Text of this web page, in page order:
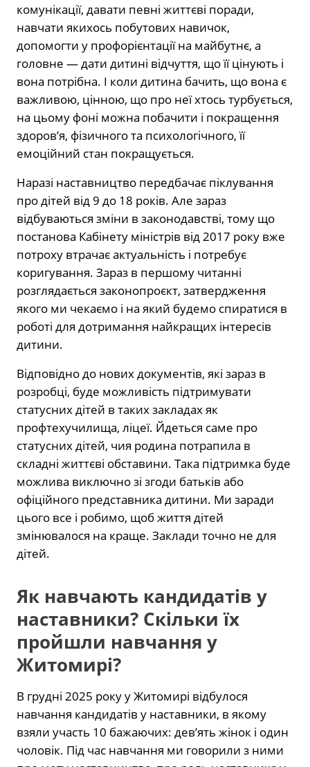
комунікації, давати певні життєві поради,
навчати якихось побутових навичок,
допомогти у профорієнтації на майбутнє, а
головне — дати дитині відчуття, що її цінують і
вона потрібна. І коли дитина бачить, що вона є
важливою, цінною, що про неї хтось турбується,
на цьому фоні можна побачити і покращення
здоров’я, фізичного та психологічного, її
емоційний стан покращується.
Наразі наставництво передбачає піклування
про дітей від 9 до 18 років. Але зараз
відбуваються зміни в законодавстві, тому що
постанова Кабінету міністрів від 2017 року вже
потроху втрачає актуальність і потребує
коригування. Зараз в першому читанні
розглядається законопроєкт, затвердження
якого ми чекаємо і на який будемо спиратися в
роботі для дотримання найкращих інтересів
дитини.
Відповідно до нових документів, які зараз в
розробці, буде можливість підтримувати
статусних дітей в таких закладах як
профтехучилища, ліцеї. Йдеться саме про
статусних дітей, чия родина потрапила в
складні життєві обставини. Така підтримка буде
можлива виключно зі згоди батьків або
офіційного представника дитини. Ми заради
цього все і робимо, щоб життя дітей
змінювалося на краще. Заклади точно не для
дітей.
Як навчають кандидатів у
наставники? Скільки їх
пройшли навчання у
Житомирі?
В грудні 2025 року у Житомирі відбулося
навчання кандидатів у наставники, в якому
взяли участь 10 бажаючих: дев’ять жінок і один
чоловік. Під час навчання ми говорили з ними